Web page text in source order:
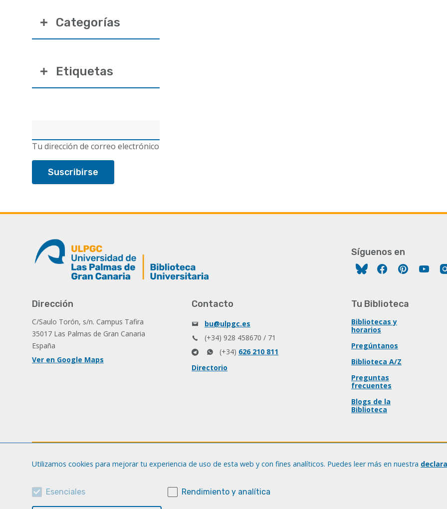
electrónico
Tu dirección de correo electrónico
Categorías
Etiquetas
Síguenos en
FacebookPinterest
Dirección
C/Saulo Torón, s/n. Campus Tafira
35017 Las Palmas de Gran Canaria
España
Ver en Google Maps
Contacto
bu@ulpgc.es
(+34) 928 458670 / 71
(+34) 626 210 811
Directorio
Tu Biblioteca
Bibliotecas y
horarios
Pregúntanos
Biblioteca A/Z
Preguntas
frecuentes
Blogs de la
Biblioteca
Utilizamos cookies para mejorar tu experiencia de uso de esta web y con fines analíticos. Puedes leer más en nuestra
Esenciales Rendimiento y analítica